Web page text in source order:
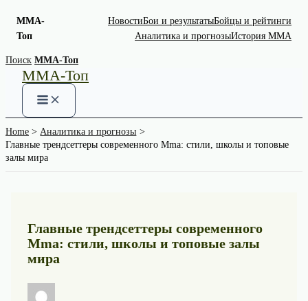
MMA-
Топ
НовостиБои и результатыБойцы и рейтинги
Аналитика и прогнозыИстория MMA
Skip
content
Поиск MMA-Топ
MMA-Топ
Home
Аналитика и прогнозы
Главные трендсеттеры современного Mma: стили, школы и топовые
залы мира
Главные трендсеттеры современного
Mma: стили, школы и топовые залы
мира